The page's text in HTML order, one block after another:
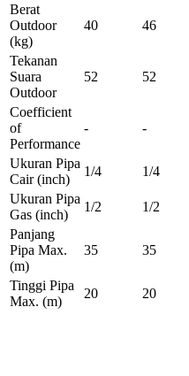
Berat
Outdoor
(kg)
40 46
Tekanan
Suara
Outdoor
52 52
Coefficient
of
Performance
- -
Ukuran Pipa
Cair(inch)
1/4 1/4
Ukuran Pipa
Gas (inch)
1/2 1/2
Panjang
Pipa Max.
(m)
35 35
Tinggi Pipa
Max. (m)
20 20